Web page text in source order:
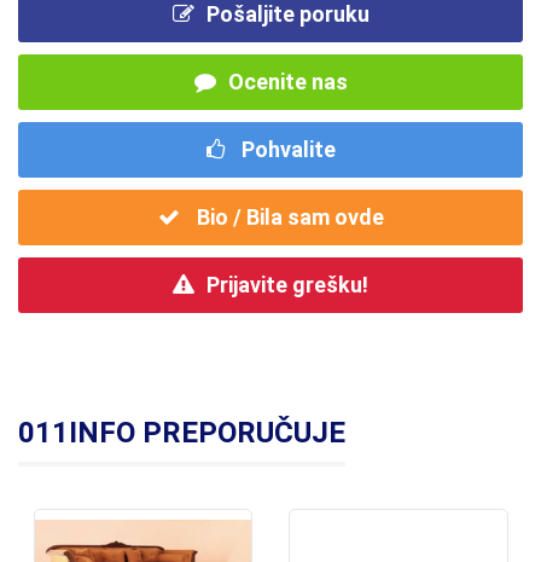
Pošaljite poruku
Ocenite nas
Pohvalite
Bio / Bila sam ovde
Prijavite grešku!
011INFO PREPORUČUJE